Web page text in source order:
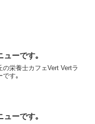
ューです｡
の栄養士カフェVert Vertラ
です｡
ューです｡